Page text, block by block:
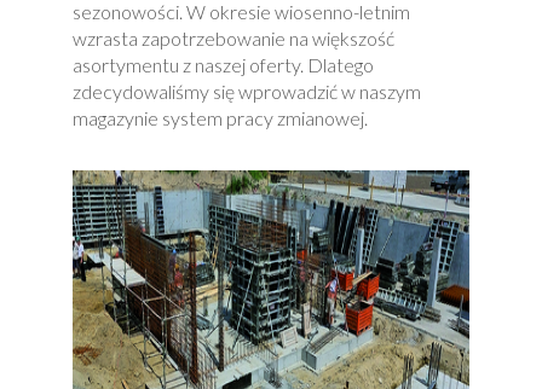
sezonowości. W okresie wiosenno-letnim
wzrasta zapotrzebowanie na większość
asortymentu z naszej oferty. Dlatego
zdecydowaliśmy się wprowadzić w naszym
magazynie system pracy zmianowej.